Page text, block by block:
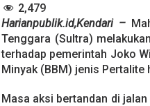
2,479
Harianpublik.id,Kendari –
Tenggara (Sultra)
terhadap pemerintah Joko
Minyak (BBM) jenis
Masa aksi bertandan di
Mencekam,
Badik Usai
Miras
Di Kriminal 29